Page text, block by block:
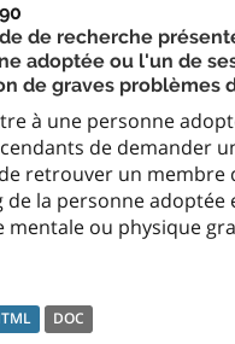
de recherche
adoptée ou l'un de
de graves problèmes
à une personne
de demander
retrouver un membre
de la personne adoptée
mentale ou physique
DOC